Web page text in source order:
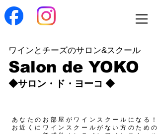
ワインとチーズのサロン&スクール
Salon de YOKO
◆サロン・ド・ヨーコ ◆
あなたのお部屋がワインスクールになる！
​お近くにワインスクールがない方のための